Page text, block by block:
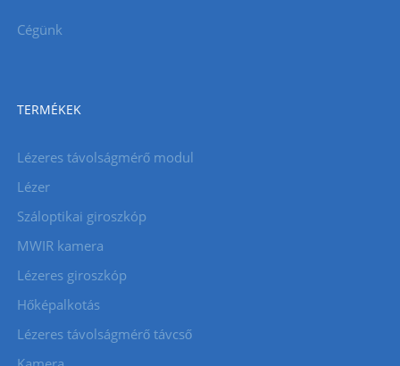
Cégünk
TERMÉKEK
Lézeres távolságmérő modul
Lézer
Száloptikai giroszkóp
MWIR kamera
Lézeres giroszkóp
Hőképalkotás
Lézeres távolságmérő távcső